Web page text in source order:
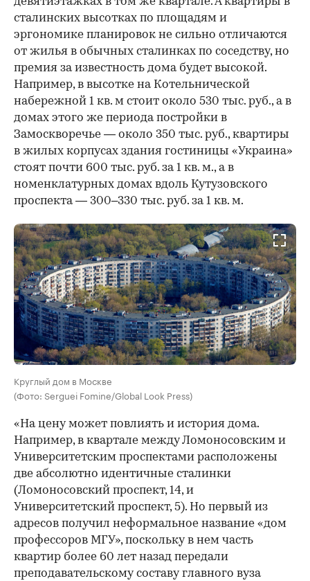
сталинских высотках по площадям и
эргономике планировок не сильно отличаются
от жилья в обычных сталинках по соседству, но
премия за известность дома будет высокой.
Например, в высотке на Котельнической
набережной 1 кв. м стоит около 530 тыс. руб., а в
домах этого же периода постройки в
Замоскворечье — около 350 тыс. руб., квартиры
в жилых корпусах здания гостиницы «Украина»
стоят почти 600 тыс. руб. за 1 кв. м., а в
номенклатурных домах вдоль Кутузовского
проспекта — 300–330 тыс. руб. за 1 кв. м.
Круглый дом в Москве
(Фото: Serguei Fomine/Global Look Press)
«На цену может повлиять и история дома.
Например, в квартале между Ломоносовским и
Университетским проспектами расположены
две абсолютно идентичные сталинки
(Ломоносовский проспект, 14, и
Университетский проспект, 5). Но первый из
адресов получил неформальное название «дом
профессоров МГУ», поскольку в нем часть
квартир более 60 лет назад передали
преподавательскому составу главного вуза